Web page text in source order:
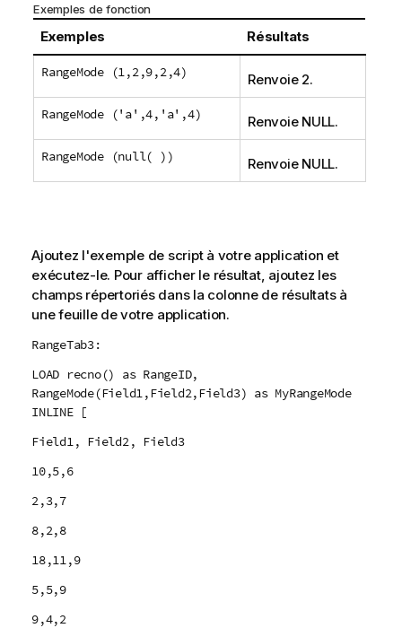
Exemples de fonction
Exemples Résultats
RangeMode (1,2,9,2,4) Renvoie 2.
RangeMode ('a',4,'a',4) Renvoie NULL.
RangeMode (null( )) Renvoie NULL.
Ajoutez l'exemple de script à votre application et
exécutez-le. Pour afficher le résultat, ajoutez les
champs répertoriés dans la colonne de résultats à
une feuille de votre application.
RangeTab3:
LOAD recno() as RangeID,
RangeMode(Field1,Field2,Field3) as MyRangeMode
INLINE [
Field1, Field2, Field3
10,5,6
2,3,7
8,2,8
18,11,9
5,5,9
9,4,2